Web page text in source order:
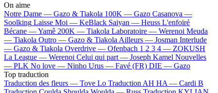
On aime
Notre Dame — Gazo & Tiakola 100K — Gazo Casanova —
Soolking Laisse Moi — KeBlack Saiyan — Heuss L'enfoiré
Bécane —Yamê 200K — Tiakola Laboratoire — Werenoi Meuda
— Tiakola Outro — Gazo & Tiakola Ailleurs — Josman Interlude
— Gazo & Tiakola Overdrive — Ofenbach 1 2 3 4 — ZOKUSH
La League — Werenoi Celui qui part — Joseph Kamel Nouvelles
— PLK No love — Ninho Urus — Favé (FR) DIE — Gazo
Top traduction
Traduction des fleurs — Tove Lo Traduction AH HA — Cardi B